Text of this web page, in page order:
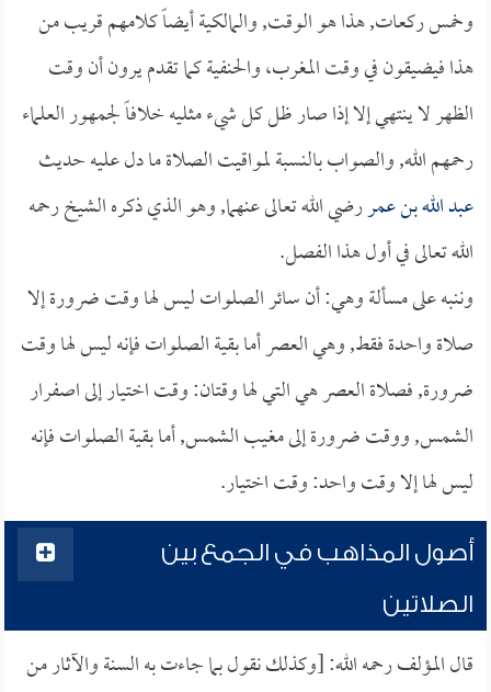
وخمس ركعات, هذا هو الوقت, والمالكية أيضاً كلامهم قريب من
هذا فيضيقون في وقت المغرب، والحنفية كما تقدم يرون أن وقت
الظهر لا ينتهي إلا إذا صار ظل كل شيء مثليه خلافاً لجمهور العلماء
رحمهم الله, والصواب بالنسبة لمواقيت الصلاة ما دل عليه حديث
عبد الله بن عمررضي الله تعالى عنهما, وهو الذي ذكره الشيخ رحمه
الله تعالى في أول هذا الفصل.
وننبه على مسألة وهي: أن سائر الصلوات ليس لها وقت ضرورة إلا
صلاة واحدة فقط, وهي العصر أما بقية الصلوات فإنه ليس لها وقت
ضرورة, فصلاة العصر هي التي لها وقتان: وقت اختيار إلى اصفرار
الشمس, ووقت ضرورة إلى مغيب الشمس, أما بقية الصلوات فإنه
ليس لها إلا وقت واحد: وقت اختيار.
أصول المذاهب في الجمع بين
الصلاتين
قال المؤلف رحمه الله: [وكذلك نقول بما جاءت به السنة والآثار من